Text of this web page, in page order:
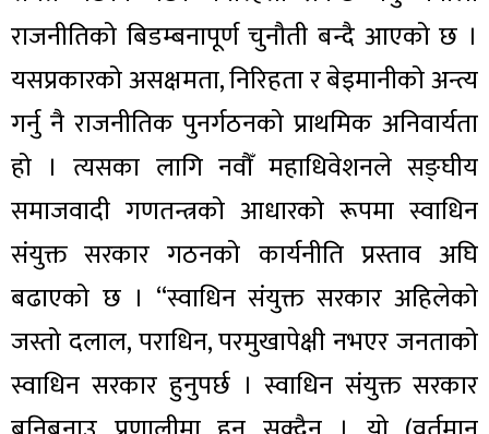
राजनीतिको बिडम्बनापूर्ण चुनौती बन्दै आएको छ ।
यसप्रकारको असक्षमता, निरिहता र बेइमानीको अन्त्य
गर्नु नै राजनीतिक पुनर्गठनको प्राथमिक अनिवार्यता
हो । त्यसका लागि नवौँ महाधिवेशनले सङ्घीय
समाजवादी गणतन्त्रको आधारको रूपमा स्वाधिन
संयुक्त सरकार गठनको कार्यनीति प्रस्ताव अघि
बढाएको छ । “स्वाधिन संयुक्त सरकार अहिलेको
जस्तो दलाल, पराधिन, परमुखापेक्षी नभएर जनताको
स्वाधिन सरकार हुनुपर्छ । स्वाधिन संयुक्त सरकार